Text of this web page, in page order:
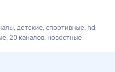
детские спортивные hd
20 каналов новостные